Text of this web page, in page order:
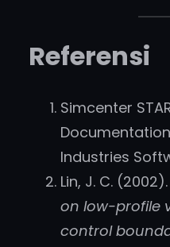
Referensi
Simcenter
Industries
Lin, J. C. (2002).
on low-profile
control